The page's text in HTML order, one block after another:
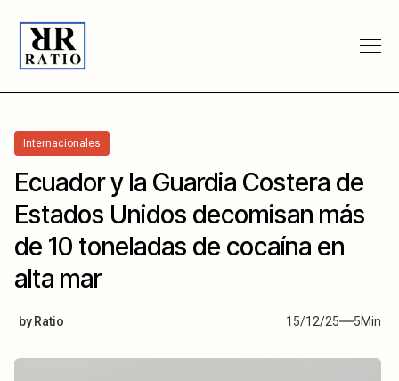
Internacionales
Ecuador y la Guardia Costera de
Estados Unidos decomisan más
de 10 toneladas de cocaína en
alta mar
by Ratio 15/12/25 5Min